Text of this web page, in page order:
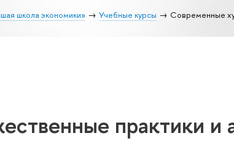
школа экономики» Учебные курсы Современные
практики и